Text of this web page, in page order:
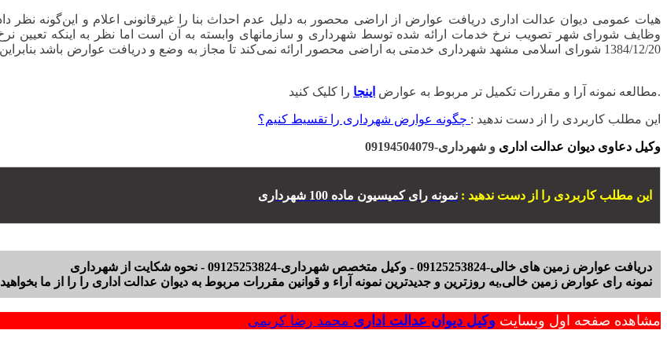
مطالعه نمونه آرا و مقررات تکمیل تر مربوط به عوارض اینجا را کلیک کنید.
این مطلب کاربردی را از دست ندهید : چگونه عوارض شهرداری را تقسیط کنیم؟
وکیل دعاوی دیوان عدالت اداری و شهرداری-09194504079
این مطلب کاربردی را از دست ندهید : نمونه رای کمیسیون ماده 100 شهرداری
دریافت عوارض زمین های خالی-09125253824 - وکیل متخصص شهرداری-09125253824 - نحوه شکایت از شهرداری
نمونه رای عوارض زمین خالی,به روزترین و جدیدترین نمونه آراء و قوانین مقررات مربوط به دیوان عدالت اداری را را از ما بخواهید09125253824
مشاهده صفحه اول وبسایت وکیل دیوان عدالت اداری محمد رضا کریمی